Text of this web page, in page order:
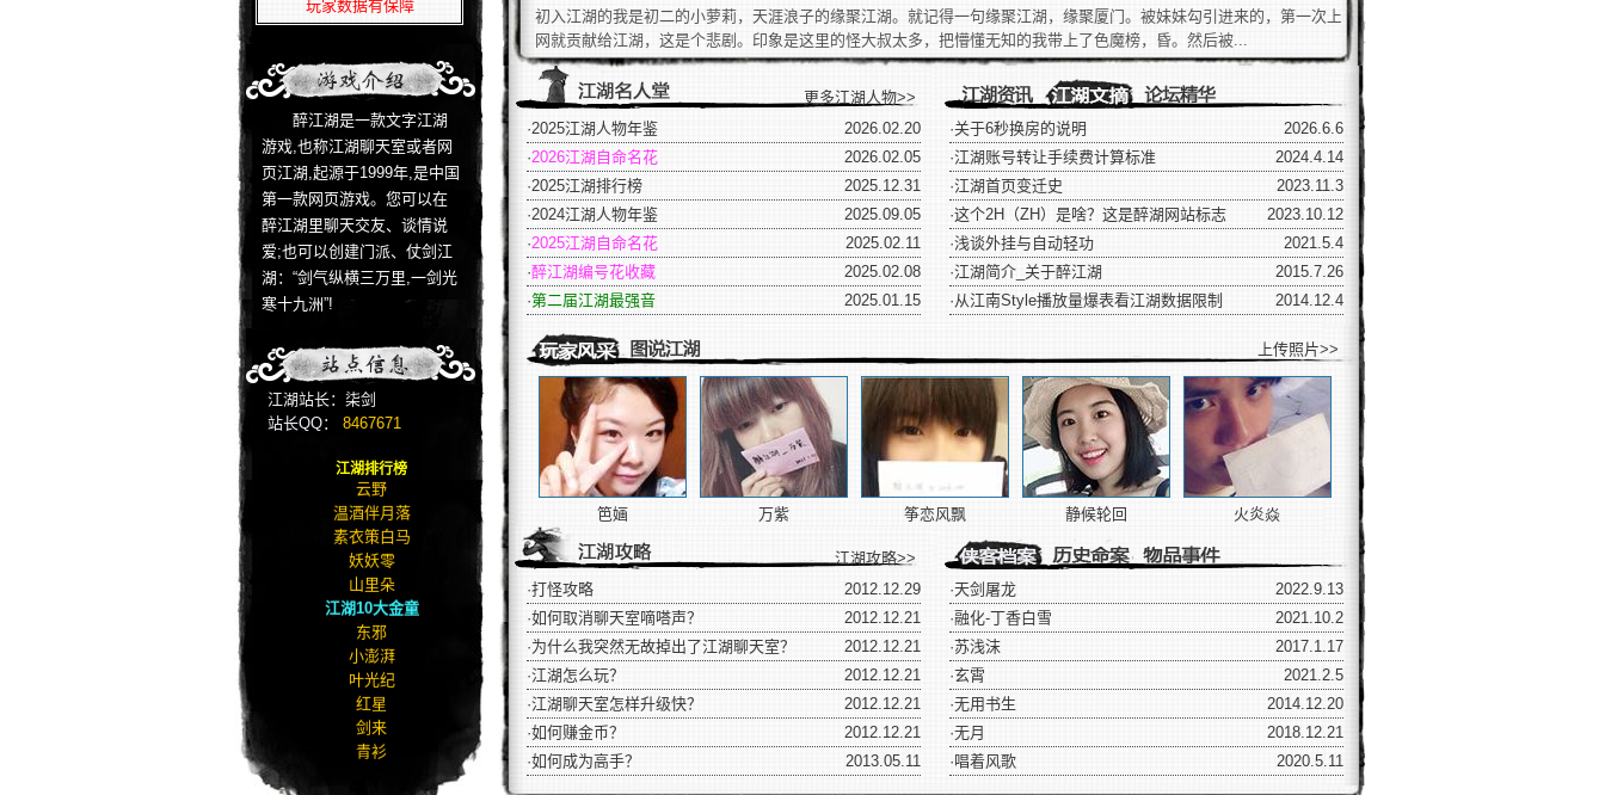
玩家数据有保障
醉江湖是一款文字江湖
游戏,也称江湖聊天室或者网
页江湖,起源于1999年,是中国
第一款网页游戏。您可以在
醉江湖里聊天交友、谈情说
爱;也可以创建门派、仗剑江
湖：“剑气纵横三万里,一剑光
寒十九洲”!
江湖站长：柒剑
站长QQ： 8467671
江湖排行榜
风尘三侠
不了了之
雪飘人间
雲栖雾
林间听雪落
回忆果
江心雾
江湖10大色魔
小米多
梵天
龍戈兒
眠倦枕青山
云野
温酒伴月落
素衣策白马
山里朵
江湖10大金童
东邪
小澎湃
叶光纪
红星
剑来
青衫
浮木生花
风是寂寞的
中级书生
龙之语
江湖10大玉女
初入江湖的我是初二的小萝莉，天涯浪子的缘聚江湖。就记得一句缘聚江湖，缘聚厦门。被妹妹勾引进来的，第一次上
网就贡献给江湖，这是个悲剧。印象是这里的怪大叔太多，把懵懂无知的我带上了色魔榜，昏。然后被...
2026.02.20
·2025江湖人物年鉴
2026.02.05
·2026江湖自命名花
2025.12.31
·2025江湖排行榜
2025.09.05
·2024江湖人物年鉴
2025.02.11
·2025江湖自命名花
2025.02.08
·醉江湖编号花收藏
2025.01.15
·第二届江湖最强音
更多江湖人物>>
江湖资讯 江湖文摘 论坛精华
2026.6.6
·关于6秒换房的说明
2024.4.14
·江湖账号转让手续费计算标准
2023.11.3
·江湖首页变迁史
2023.10.12
·这个2H（ZH）是啥？这是醉湖网站标志
2021.5.4
·浅谈外挂与自动轻功
2015.7.26
·江湖简介_关于醉江湖
2014.12.4
·从江南Style播放量爆表看江湖数据限制
笆婳 万紫 筝恋风飘 静候轮回 火炎焱
上传照片>>
2012.12.29
·打怪攻略
2012.12.21
·如何取消聊天室嘀嗒声？
2012.12.21
·为什么我突然无故掉出了江湖聊天室？
2012.12.21
·江湖怎么玩？
2012.12.21
·江湖聊天室怎样升级快？
2012.12.21
·如何赚金币？
2013.05.11
·如何成为高手？
江湖攻略>>
侠客档案 江湖命案 江湖事件
2022.9.13
·天剑屠龙
2021.10.2
·融化-丁香白雪
2017.1.17
·苏浅沫
2021.2.5
·玄霄
2014.12.20
·无用书生
2018.12.21
·无月
2020.5.11
·唱着风歌